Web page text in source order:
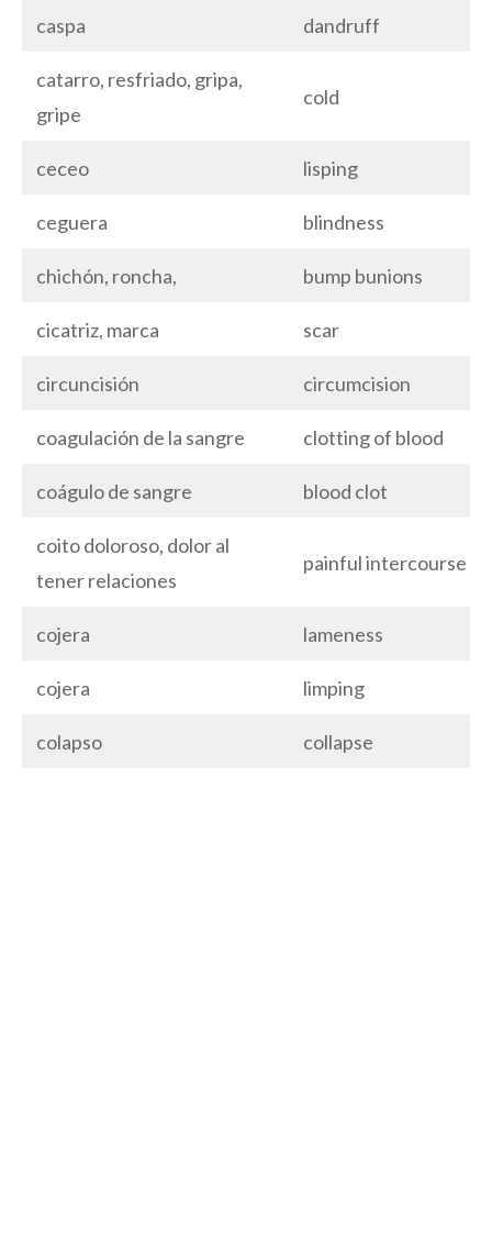
caspa dandruff
catarro, resfriado, gripa,
gripe
cold
ceceo lisping
ceguera blindness
chichón, roncha, bump bunions
cicatriz, marca scar
circuncisión circumcision
coagulación de la sangre clotting of blood
coágulo de sangre blood clot
coito doloroso, dolor al
tener relaciones
painful intercourse
cojera lameness
cojera limping
colapso collapse